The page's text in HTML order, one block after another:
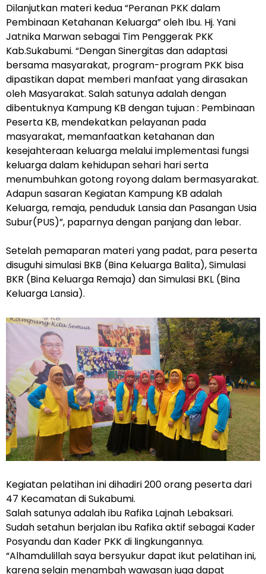
Dilanjutkan materi kedua “Peranan PKK dalam
Pembinaan Ketahanan Keluarga” oleh Ibu. Hj. Yani
Jatnika Marwan sebagai Tim Penggerak PKK
Kab.Sukabumi. “Dengan Sinergitas dan adaptasi
bersama masyarakat, program-program PKK bisa
dipastikan dapat memberi manfaat yang dirasakan
oleh Masyarakat. Salah satunya adalah dengan
dibentuknya Kampung KB dengan tujuan : Pembinaan
Peserta KB, mendekatkan pelayanan pada
masyarakat, memanfaatkan ketahanan dan
kesejahteraan keluarga melalui implementasi fungsi
keluarga dalam kehidupan sehari hari serta
menumbuhkan gotong royong dalam bermasyarakat.
Adapun sasaran Kegiatan Kampung KB adalah
Keluarga, remaja, penduduk Lansia dan Pasangan Usia
Subur(PUS)”, paparnya dengan panjang dan lebar.
Setelah pemaparan materi yang padat, para peserta
disuguhi simulasi BKB (Bina Keluarga Balita), Simulasi
BKR (Bina Keluarga Remaja) dan Simulasi BKL (Bina
Keluarga Lansia).
Kegiatan pelatihan ini dihadiri 200 orang peserta dari
47 Kecamatan di Sukabumi.
Salah satunya adalah ibu Rafika Lajnah Lebaksari.
Sudah setahun berjalan ibu Rafika aktif sebagai Kader
Posyandu dan Kader PKK di lingkungannya.
“Alhamdulillah saya bersyukur dapat ikut pelatihan ini,
karena selain menambah wawasan juga dapat